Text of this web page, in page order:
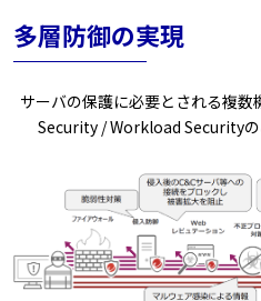
多層防御の実現
サーバの保護に必要とされる複
Security / Workload Securityの